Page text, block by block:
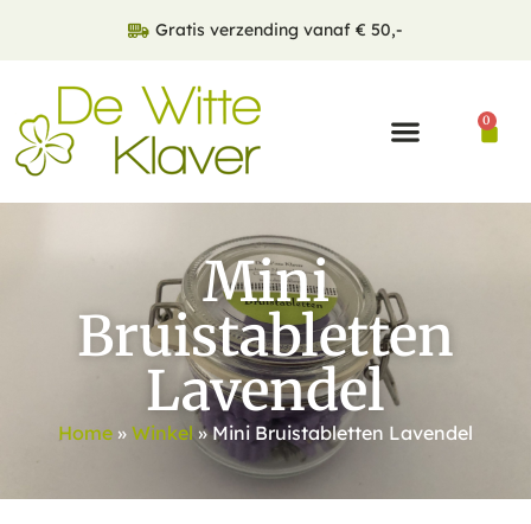
Gratis verzending vanaf € 50,-
0
Mini
Bruistabletten
Lavendel
Home » Winkel »Mini Bruistabletten Lavendel